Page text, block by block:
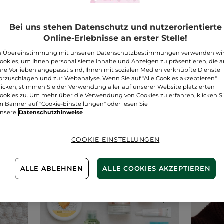
Tipp #ActBeautiful #DIY #LifeStyle
FEBRUARY 2018
Mantra Cosy
Zeit zum Entspannen!
unsere Tipps & Tricks für die letzten
Bei uns stehen Datenschutz und nutzerorientierte
Online-Erlebnisse an erster Stelle!
Übereinstimmung mit unseren Datenschutzbestimmungen verwenden
um Ihnen personalisierte Inhalte und Anzeigen zu präsentieren, die
Vorlieben angepasst sind, Ihnen mit sozialen Medien verknüpfte Dienste
und zur Webanalyse. Wenn Sie auf "Alle Cookies akzeptieren"
stimmen Sie der Verwendung aller auf unserer Website platzierten
zu. Um mehr über die Verwendung von Cookies zu erfahren, klicken
Banner auf "Cookie-Einstellungen" oder lesen Sie
Datenschutzhinweise
COOKIE-EINSTELLUNGEN
ALLE ABLEHNEN ALLE COOKIES AKZEPTIEREN